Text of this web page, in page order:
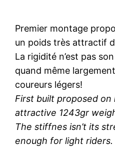
Premier montage
un poids très attractif
La rigidité n’est pas
quand même
coureurs légers!
First built proposed
attractive 1243gr
The stiffnes isn’t its
enough for light riders.